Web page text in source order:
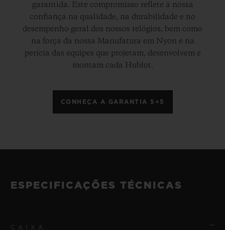
garantida. Este compromisso reflete a nossa
confiança na qualidade, na durabilidade e no
desempenho geral dos nossos relógios, bem como
na força da nossa Manufatura em Nyon e na
perícia das equipes que projetam, desenvolvem e
montam cada Hublot.
CONHEÇA A GARANTIA 5+5
ESPECIFICAÇÕES TÉCNICAS